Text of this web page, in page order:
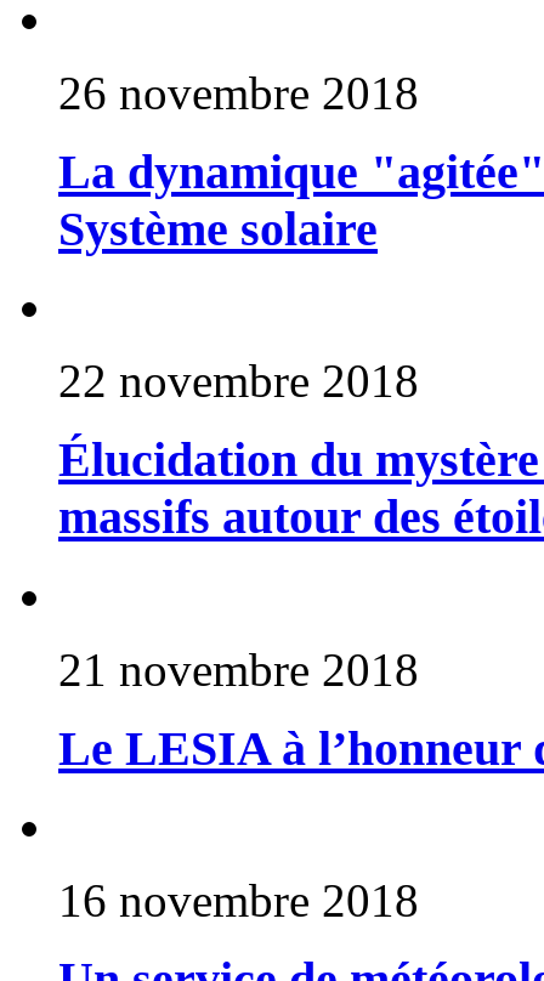
26 novembre 2018
La dynamique
Système solaire
22 novembre 2018
Élucidation du mystère
massifs autour des
21 novembre 2018
Le LESIA à l’honneur
16 novembre 2018